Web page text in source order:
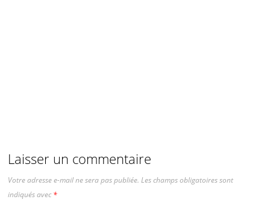
Laisser un commentaire
Votre adresse e-mail ne sera pas publiée. Les champs obligatoires sont
indiqués avec*